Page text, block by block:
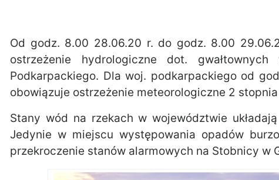
Od godz. 8.00 28.06.20 r. do godz. 8.00
ostrzeżenie hydrologiczne dot.
Podkarpackiego. Dla woj. podkarpackiego od
obowiązuje ostrzeżenie meteorologiczne 2
Stany wód na rzekach w województwie
Jedynie w miejscu występowania opadów
przekroczenie stanów alarmowych na Stobnicy w